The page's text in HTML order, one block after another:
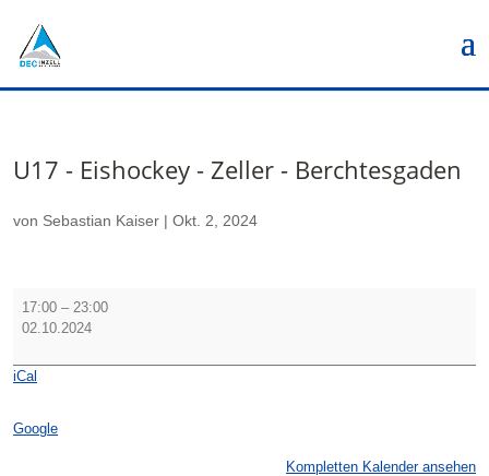
U17 - Eishockey - Zeller - Berchtesgaden
von Sebastian Kaiser | Okt. 2, 2024
U17
Zeller
Berchtesgaden
17:00 – 23:00
02.10.2024
iCal
Google
Kompletten Kalender ansehen